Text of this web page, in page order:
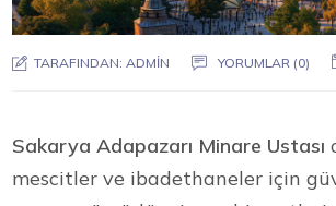
TARAFINDAN: ADMIN YORUMLAR (0)
Sakarya Adapazarı Minare Ustası
mescitler ve ibadethaneler için